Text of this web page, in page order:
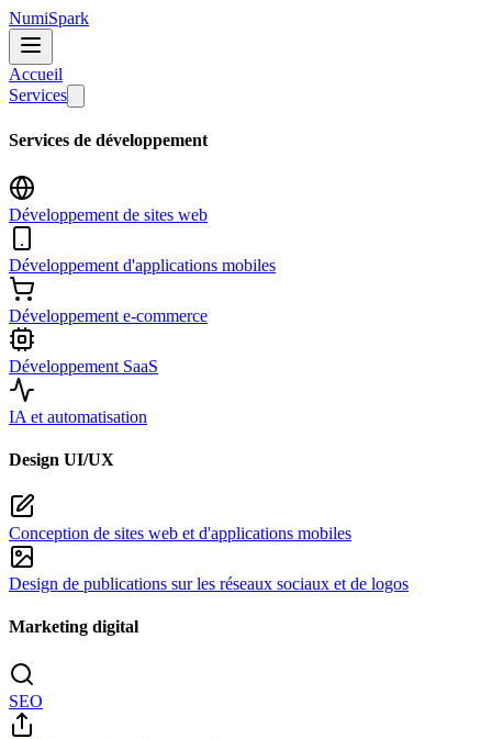
NumiSpark
Accueil
Services
Services de développement
Développement de sites web
Développement d'applications mobiles
Développement e-commerce
Développement SaaS
IA et automatisation
Design UI/UX
Conception de sites web et d'applications mobiles
Design de publications sur les réseaux sociaux et de logos
Marketing digital
SEO